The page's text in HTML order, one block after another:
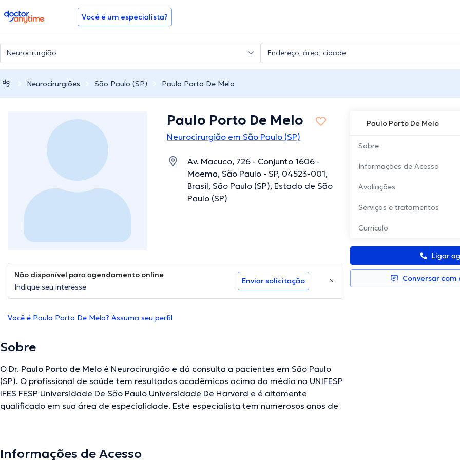
doctoranytime Você é um especialista?
Neurocirurgiões São Paulo (SP) Paulo Porto De Melo
Paulo Porto De Melo
Sobre
Informações de Acesso
Avaliações
Serviços e tratamentos
Currículo
Ligar
Conversar com
Paulo Porto De Melo
Neurocirurgião em São Paulo (SP)
Av. Macuco, 726 - Conjunto 1606 -
Moema, São Paulo - SP, 04523-001,
Brasil, São Paulo (SP), Estado de São
Paulo (SP)
Não disponível para agendamento online
Indique seu interesse
Enviar solicitação
Você é Paulo Porto De Melo? Assuma seu perfil
Sobre
O Dr. Paulo Porto de Melo é Neurocirurgião e dá consulta a pacientes em São Paulo
(SP). O profissional de saúde tem resultados acadêmicos acima da média na UNIFESP
IFES FESP Universidade De São Paulo Universidade De Harvard e é altamente
qualificado em sua área de especialidade. Este especialista tem numerosos anos de
relevantes trabalhos.
Informações de Acesso